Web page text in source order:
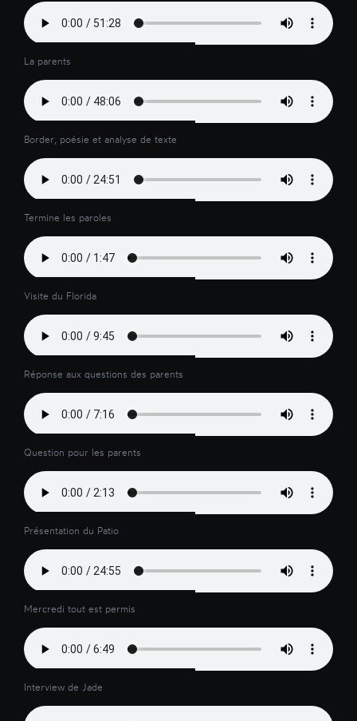
La parents
Border, poésie et analyse de texte
Termine les paroles
Visite du Florida
Réponse aux questions des parents
Question pour les parents
Présentation du Patio
Mercredi tout est permis
Interview de Jade